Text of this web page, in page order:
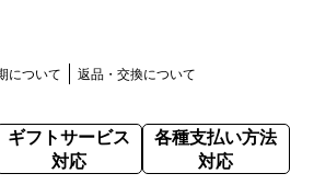
について 返品・交換について
ギフトサービス
対応
各種支払い方法
対応